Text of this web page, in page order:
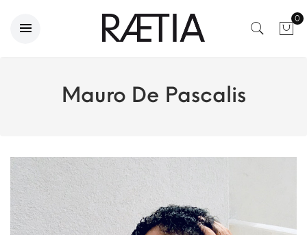
0
Mauro De Pascalis